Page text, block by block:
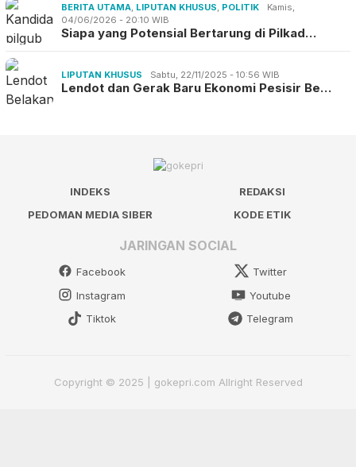
BERITA UTAMA LIPUTAN KHUSUS POLITIK
Kamis,
04/06/2026 - 20:10 WIB
Siapa yang Potensial Bertarung di Pilkad…
LIPUTAN KHUSUS Sabtu, 22/11/2025 - 10:56 WIB
Lendot dan Gerak Baru Ekonomi Pesisir Be…
INDEKS
REDAKSI
PEDOMAN MEDIA SIBER
KODE ETIK
JARINGAN SOCIAL
Facebook
Twitter
Instagram
Youtube
Tiktok
Telegram
Copyright © 2025 | gokepri.com Allright Reserved